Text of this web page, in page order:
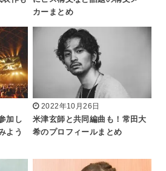
カーまとめ
加し
よう
2022年10月26日
米津玄師と共同編曲も！常田大
希のプロフィールまとめ